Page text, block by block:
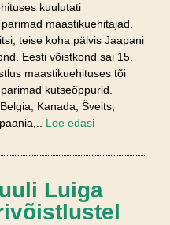
kuulutati
maastikuehitajad.
teise koha pälvis Jaapani
Eesti võistkond sai 15.
maastikuehituses tõi
kutseõppurid.
Kanada, Šveits,
Loe edasi
Luiga